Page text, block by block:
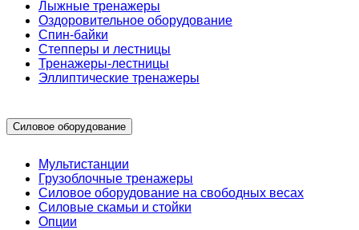
Лыжные тренажеры
Оздоровительное оборудование
Спин-байки
Степперы и лестницы
Тренажеры-лестницы
Эллиптические тренажеры
Силовое оборудование
Мультистанции
Грузоблочные тренажеры
Силовое оборудование на свободных весах
Силовые скамьи и стойки
Опции